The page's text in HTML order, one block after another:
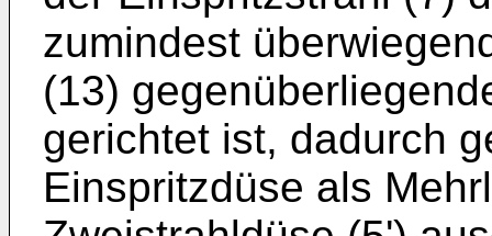
zumindest
(13)
gerichtet ist, dadurch
Einspritzdüse als